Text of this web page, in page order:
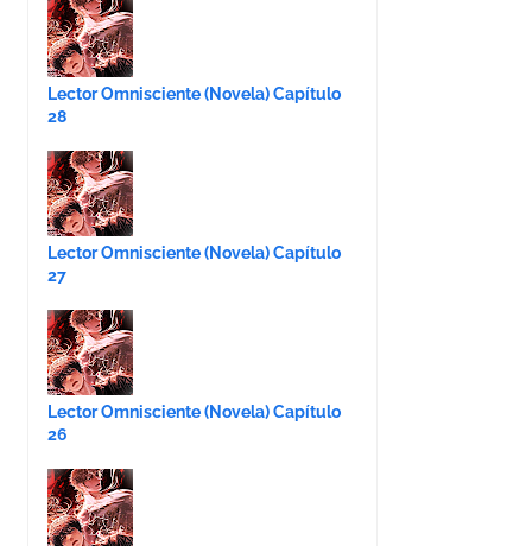
Lector Omnisciente (Novela) Capítulo
28
Lector Omnisciente (Novela) Capítulo
27
Lector Omnisciente (Novela) Capítulo
26